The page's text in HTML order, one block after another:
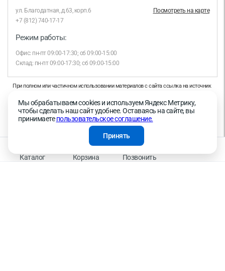
Каталог Корзина Позвонить
ул. Благодатная, д.63, корп.6
Посмотреть на карте
+7 (812) 740-17-17
Режим работы:
Офис: пн-пт 09:00-17:30; сб 09:00-15:00
Склад: пн-пт 09:00-17:30; сб 09:00-15:00
При полном или частичном использовании материалов с сайта ссылка на источник
Продолжая работу с сайтом, вы даете согласие на использование сайтом cookies и
на обработку персональных данных в целях функционирования сайта, проведения
ретаргетинга, статистических исследований, улучшения сервиса и предоставления
релевантной рекламной информации на основе ваших предпочтений и интересов.
На информационном ресурсе применяются рекомендательные технологии —
Правила применения рекомендательных технологий
Мы обрабатываем cookies и используем Яндекс Метрику,
чтобы сделать наш сайт удобнее. Оставаясь на сайте, вы
принимаетепользовательское соглашение.
Принять